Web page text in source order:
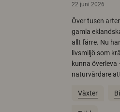
22 juni 2026
Över tusen
gamla
allt färre. Nu
livsmiljö som
kunna överleva
naturvårdare
Växter